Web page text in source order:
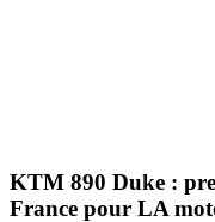
KTM 890 Duke :
France pour LA